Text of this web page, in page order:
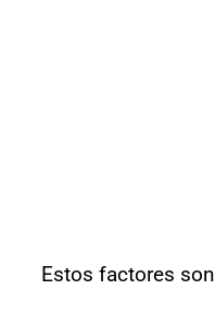
Estos factores